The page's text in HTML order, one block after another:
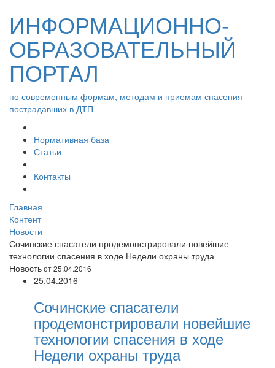
ИНФОРМАЦИОННО-
ОБРАЗОВАТЕЛЬНЫЙ
ПОРТАЛ
по современным формам, методам и приемам спасения
пострадавших в ДТП
Нормативная база
Статьи
Контакты
Главная
Контент
Новости
Сочинские спасатели продемонстрировали новейшие
технологии спасения в ходе Недели охраны труда
Новостьот 25.04.2016
25.04.2016
Сочинские спасатели
продемонстрировали новейшие
технологии спасения в ходе
Недели охраны труда